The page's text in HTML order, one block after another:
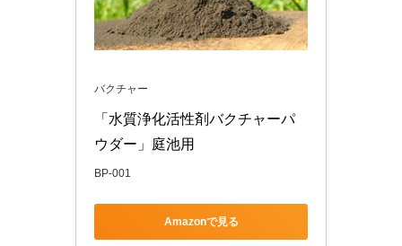
バクチャー
「水質浄化活性剤バクチャーパ
ウダー」庭池用
BP-001
Amazonで見る